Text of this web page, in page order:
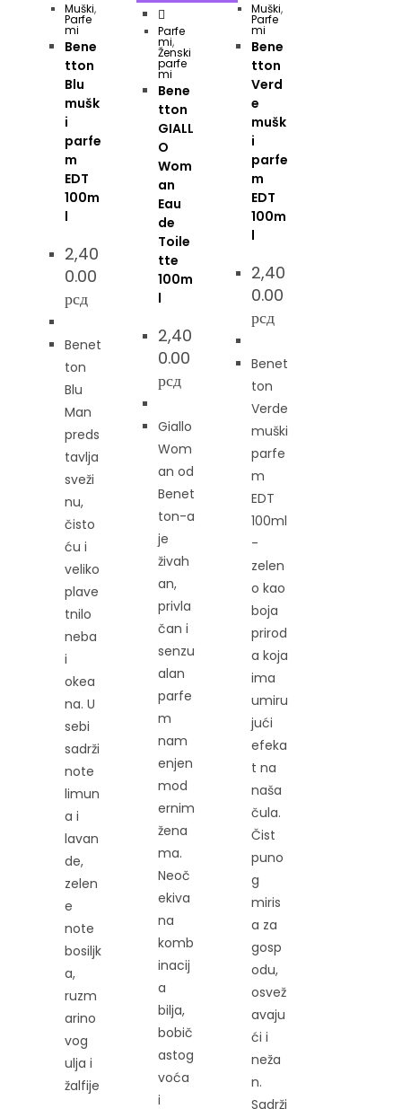
Muški,
Parfe
mi
Bene
tton
Blu
mušk
i
parfe
m
EDT
100m
l
2,40
0.00
рсд
Benet
ton
Blu
Man
preds
tavlja
sveži
nu,
čisto
ću i
veliko
plave
tnilo
neba
i
okea
na. U
sebi
sadrži
note
limun
a i
lavan
de,
zelen
e
note
bosiljk
a,
ruzm
arino
vog
ulja i
žalfije
Parfe
mi,
Ženski
parfe
mi
Bene
tton
GIALL
O
Wom
an
Eau
de
Toile
tte
100m
l
2,40
0.00
рсд
Giallo
Wom
an od
Benet
ton-a
je
živah
an,
privla
čan i
senzu
alan
parfe
m
nam
enjen
mod
ernim
žena
ma.
Neoč
ekiva
na
komb
inacij
a
bilja,
bobič
astog
voća
i
Muški,
Parfe
mi
Bene
tton
Verd
e
mušk
i
parfe
m
EDT
100m
l
2,40
0.00
рсд
Benet
ton
Verde
muški
parfe
m
EDT
100ml
-
zelen
o kao
boja
prirod
a koja
ima
umiru
jući
efeka
t na
naša
čula.
Čist
puno
g
miris
a za
gosp
odu,
osvež
avaju
ći i
neža
n.
Sadrži